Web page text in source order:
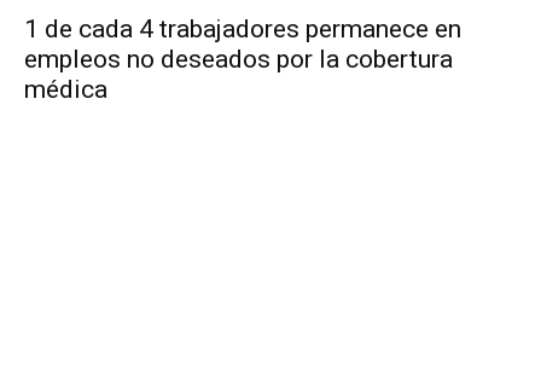
1 de cada 4 trabajadores permanece en
empleos no deseados por la cobertura
médica